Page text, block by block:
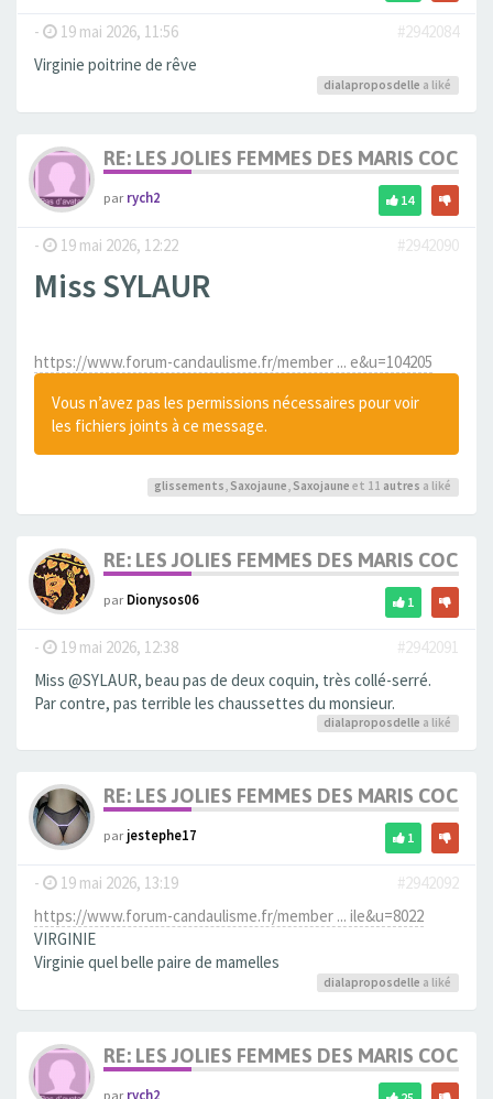
- 19 mai 2026, 11:56
#2942084
Virginie poitrine de rêve
dialaproposdelle a liké
RE: LES JOLIES FEMMES DES MARIS COCUS
parrych2 14
- 19 mai 2026, 12:22 #2942090
Miss SYLAUR
https://www.forum-candaulisme.fr/member ... e&u=104205
Vous n’avez pas les permissions nécessaires pour voir
les fichiers joints à ce message.
glissements, Saxojaune, Saxojaune et 11 autres a liké
RE: LES JOLIES FEMMES DES MARIS COCUS
parDionysos06 1
- 19 mai 2026, 12:38
#2942091
Miss @SYLAUR, beau pas de deux coquin, très collé-serré.
Par contre, pas terrible les chaussettes du monsieur.
dialaproposdelle a liké
RE: LES JOLIES FEMMES DES MARIS COCUS
parjestephe17 1
- 19 mai 2026, 13:19
#2942092
https://www.forum-candaulisme.fr/member ... ile&u=8022
VIRGINIE
Virginie quel belle paire de mamelles
dialaproposdelle a liké
RE: LES JOLIES FEMMES DES MARIS COCUS
parrych2